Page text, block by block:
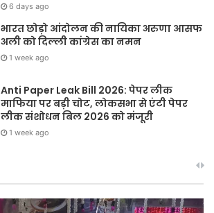
6 days ago
भारत छोड़ो आंदोलन की नायिका अरुणा आसफ
अली को दिल्ली कांग्रेस का नमन
1 week ago
Anti Paper Leak Bill 2026: पेपर लीक
माफिया पर बड़ी चोट, लोकसभा से एंटी पेपर
लीक संशोधन बिल 2026 को मंजूरी
1 week ago
हर